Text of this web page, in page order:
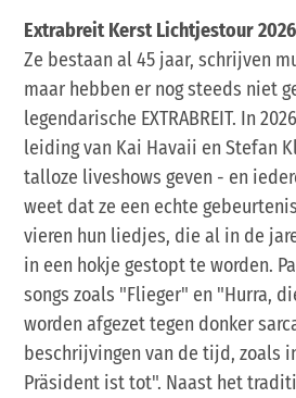
Extrabreit Kerst Lichtjestour 2026
Ze bestaan al 45 jaar, schrijven
maar hebben er nog steeds niet
legendarische EXTRABREIT. In
leiding van Kai Havaii en Stefan
talloze liveshows geven - en
weet dat ze een echte
vieren hun liedjes, die al in de
in een hokje gestopt te worden.
songs zoals "Flieger" en "Hurra,
worden afgezet tegen donker
beschrijvingen van de tijd, zoals
Präsident ist tot". Naast het